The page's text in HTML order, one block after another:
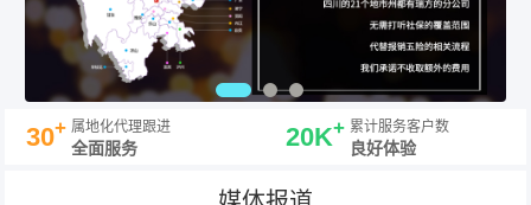
30+ 属地化代理跟进
全面服务 20K+ 累计服务客户数
良好体验